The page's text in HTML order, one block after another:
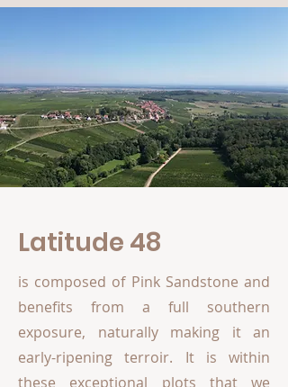
Latitude 48
is composed of Pink Sandstone and
benefits from a full southern
exposure, naturally making it an
early-ripening terroir. It is within
these exceptional plots that we